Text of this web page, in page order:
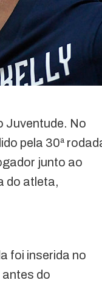
Juventude. No
pela 30ª
junto ao
do atleta,
foi inserida no
antes do